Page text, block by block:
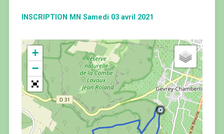
INSCRIPTION MN Samedi 03 avril 2021
+
−